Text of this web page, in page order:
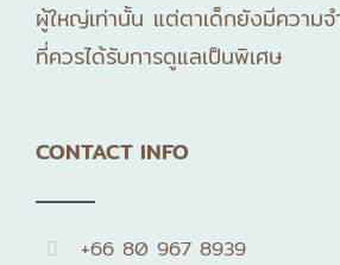
ผู้ใหญ่เท่านั้น แต่ตาเด็กยังมีความจ
ที่ควรได้รับการดูแลเป็นพิเศษ
CONTACT INFO
+66 80 967 8939